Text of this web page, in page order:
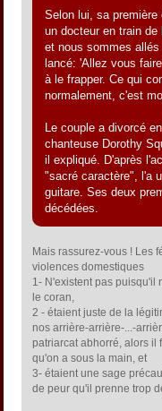
Selon lui, sa
un docteur en train
et nous sommes
lancé: 'Allez vous
à le frapper. Ce qui
normalement, c'est
Le couple a divorcé
chanteuse Dorothy
il expliqué. D'après
"sacré caractère", l'a
guitare. Ses deux
décédées.
Mais rassurez-vous ! Les
violences domestiques
1- N'existent pas puisqu'il
le coran,
2 - étaient juste de la
nos arrière-arrière-...-
patriarcat abhorré, alors il
qu'on a sous la main, et
3- étaient une sage
de peur qu'il prenne trop